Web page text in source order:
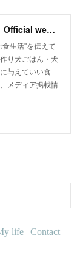
犬ごはん先生いちかわあやこ Official web site
生活"を伝えて
り犬ごはん・犬
与えていい食
メディア掲載情